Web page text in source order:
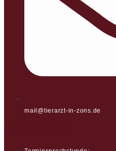
mail@tierarzt-in-zons.de